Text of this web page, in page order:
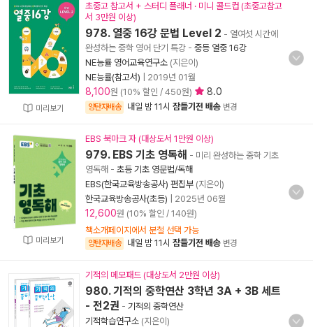
미리보기
초중고 참고서 + 스터디 플래너 · 미니 콜드컵 (초중고참고
서 3만원 이상)
978. 열중 16강 문법 Level 2 - 열여섯 시간에
완성하는 중학 영어 단기 특강 - 중등 열중 16강
NE능률 영어교육연구소 (지은이)
NE능률(참고서)
2019년 01월
8,100원 (10% 할인 / 450원) 8.0
양탄자배송 내일 밤 11시 잠들기전 배송 변경
미리보기
EBS 북마크 자 (대상도서 1만원 이상)
979. EBS 기초 영독해 - 미리 완성하는 중학 기초
영독해 - 초등 기초 영문법/독해
EBS(한국교육방송공사) 편집부 (지은이)
한국교육방송공사(초등)
2025년 06월
12,600원 (10% 할인 / 140원)
책소개페이지에서 분철 선택 가능
양탄자배송 내일 밤 11시 잠들기전 배송 변경
기적의 메모패드 (대상도서 2만원 이상)
980. 기적의 중학연산 3학년 3A + 3B 세트
- 전2권 - 기적의 중학연산
기적학습연구소 (지은이)